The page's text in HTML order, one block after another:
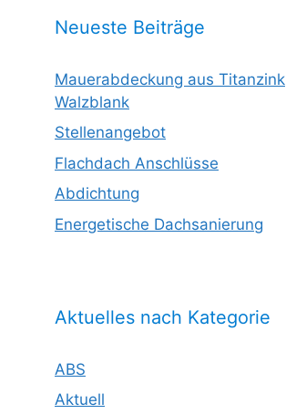
Neueste Beiträge
Mauerabdeckung aus Titanzink
Walzblank
Stellenangebot
Flachdach Anschlüsse
Abdichtung
Energetische Dachsanierung
Aktuelles nach Kategorie
ABS
Aktuell